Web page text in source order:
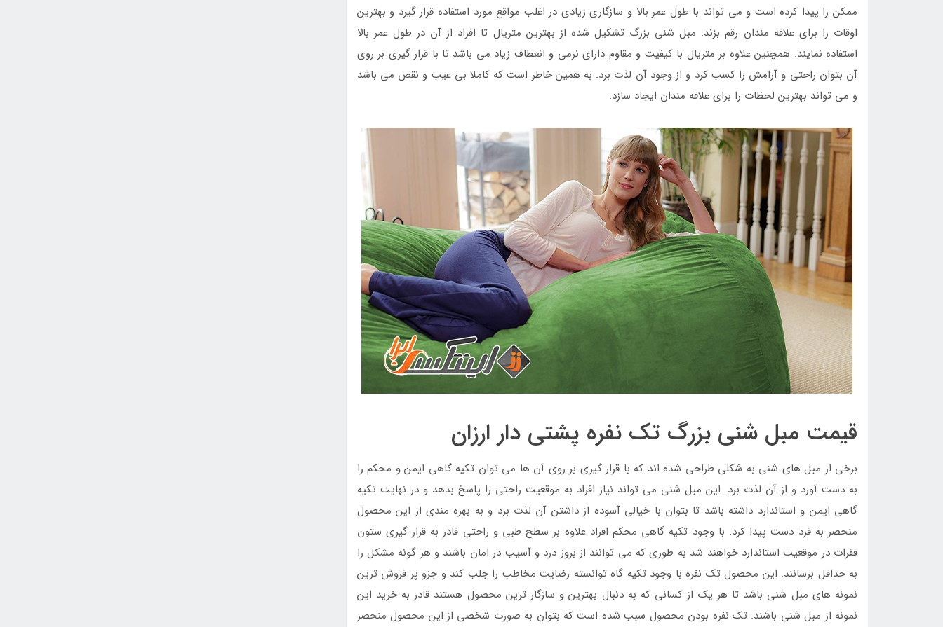
ممکن را پیدا کرده است و می تواند با طول عمر بالا و سازگاری زیادی در اغلب مواقع مورد استفاده قرار گیرد و بهترین
اوقات را برای علاقه مندان رقم بزند. مبل شنی بزرگ تشکیل شده از بهترین متریال تا افراد از آن در طول عمر بالا
استفاده نمایند. همچنین علاوه بر متریال با کیفیت و مقاوم دارای نرمی و انعطاف زیاد می باشد تا با قرار گیری بر روی
آن بتوان راحتی و آرامش را کسب کرد و از وجود آن لذت برد. به همین خاطر است که کاملا بی عیب و نقص می باشد
و می تواند بهترین لحظات را برای علاقه مندان ایجاد سازد.
قیمت مبل شنی بزرگ تک نفره پشتی دار ارزان
برخی از مبل های شنی به شکلی طراحی شده اند که با قرار گیری بر روی آن ها می توان تکیه گاهی ایمن و محکم را
به دست آورد و از آن لذت برد. این مبل شنی می تواند نیاز افراد به موقعیت راحتی را پاسخ بدهد و در نهایت تکیه
گاهی ایمن و استاندارد داشته باشد تا بتوان با خیالی آسوده از داشتن آن لذت برد و به بهره مندی از این محصول
منحصر به فرد دست پیدا کرد. با وجود تکیه گاهی محکم افراد علاوه بر سطح طبی و راحتی قادر به قرار گیری ستون
فقرات در موقعیت استاندارد خواهند شد به طوری که می توانند از بروز درد و آسیب در امان باشند و هر گونه مشکل را
به حداقل برسانند. این محصول تک نفره با وجود تکیه گاه توانسته رضایت مخاطب را جلب کند و جزو پر فروش ترین
نمونه های مبل شنی باشد تا هر یک از کسانی که به دنبال بهترین و سازگار ترین محصول هستند قادر به خرید این
نمونه از مبل شنی باشند. تک نفره بودن محصول سبب شده است که بتوان به صورت شخصی از این محصول منحصر